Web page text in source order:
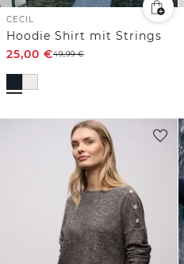
CECIL
Hoodie Shirt mit Strings
25,00 €49,99€